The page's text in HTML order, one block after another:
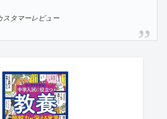
スタマーレビュー